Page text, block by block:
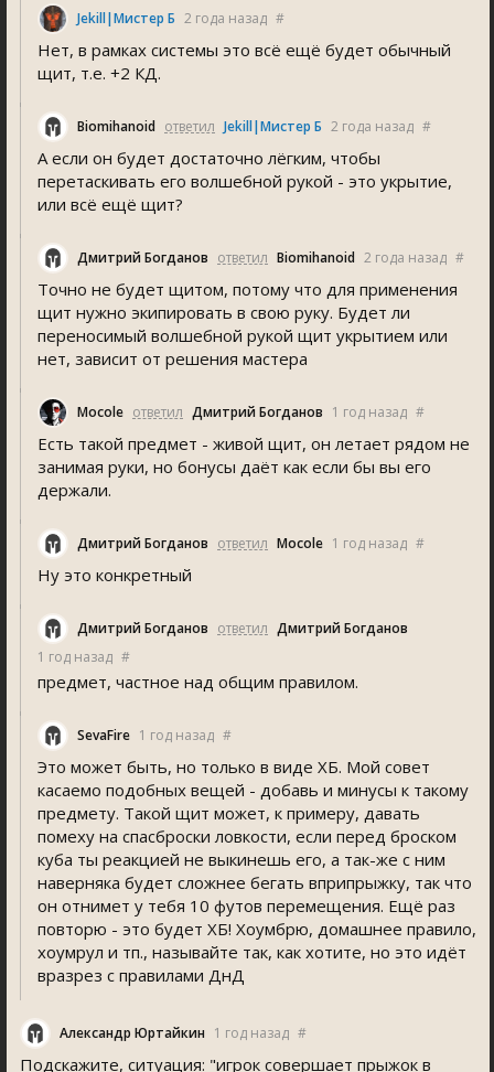
Jekill|Мистер Б 2 года назад #
Нет, в рамках системы это всё ещё будет обычный
щит, т.е. +2 КД.
Biomihanoid ответил Jekill|Мистер Б 2 года назад #
А если он будет достаточно лёгким, чтобы
перетаскивать его волшебной рукой - это укрытие,
или всё ещё щит?
Дмитрий Богданов ответил Biomihanoid 2 года назад #
Точно не будет щитом, потому что для применения
щит нужно экипировать в свою руку. Будет ли
переносимый волшебной рукой щит укрытием или
нет, зависит от решения мастера
Mocole ответил Дмитрий Богданов 1 год назад #
Есть такой предмет - живой щит, он летает рядом не
занимая руки, но бонусы даёт как если бы вы его
держали.
Дмитрий Богданов ответил Mocole 1 год назад #
Ну это конкретный
Дмитрий Богданов ответил Дмитрий Богданов
1 год назад #
предмет, частное над общим правилом.
SevaFire 1 год назад #
Это может быть, но только в виде ХБ. Мой совет
касаемо подобных вещей - добавь и минусы к такому
предмету. Такой щит может, к примеру, давать
помеху на спасброски ловкости, если перед броском
куба ты реакцией не выкинешь его, а так-же с ним
наверняка будет сложнее бегать вприпрыжку, так что
он отнимет у тебя 10 футов перемещения. Ещё раз
повторю - это будет ХБ! Хоумбрю, домашнее правило,
хоумрул и тп., называйте так, как хотите, но это идёт
вразрез с правилами ДнД
Александр Юртайкин 1 год назад #
Подскажите, ситуация: "игрок совершает прыжок в